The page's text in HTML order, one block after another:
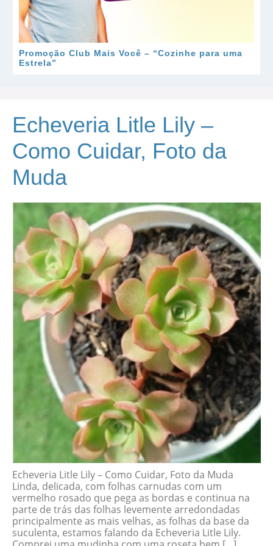
Promoção Club Mais Você – “Cozinhe para uma
Estrela”
Echeveria Litle Lily –
Como Cuidar, Foto da
Muda
Echeveria Litle Lily – Como Cuidar, Foto da Muda
Linda, delicada, com folhas carnudas com um
vermelho rosado que pega as bordas e continua na
parte de trás das folhas levemente arredondadas
principalmente as mais velhas, as folhas da base da
suculenta, estamos falando da Echeveria Litle Lily.